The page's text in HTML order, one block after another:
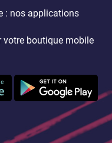
: nos applications
votre boutique mobile